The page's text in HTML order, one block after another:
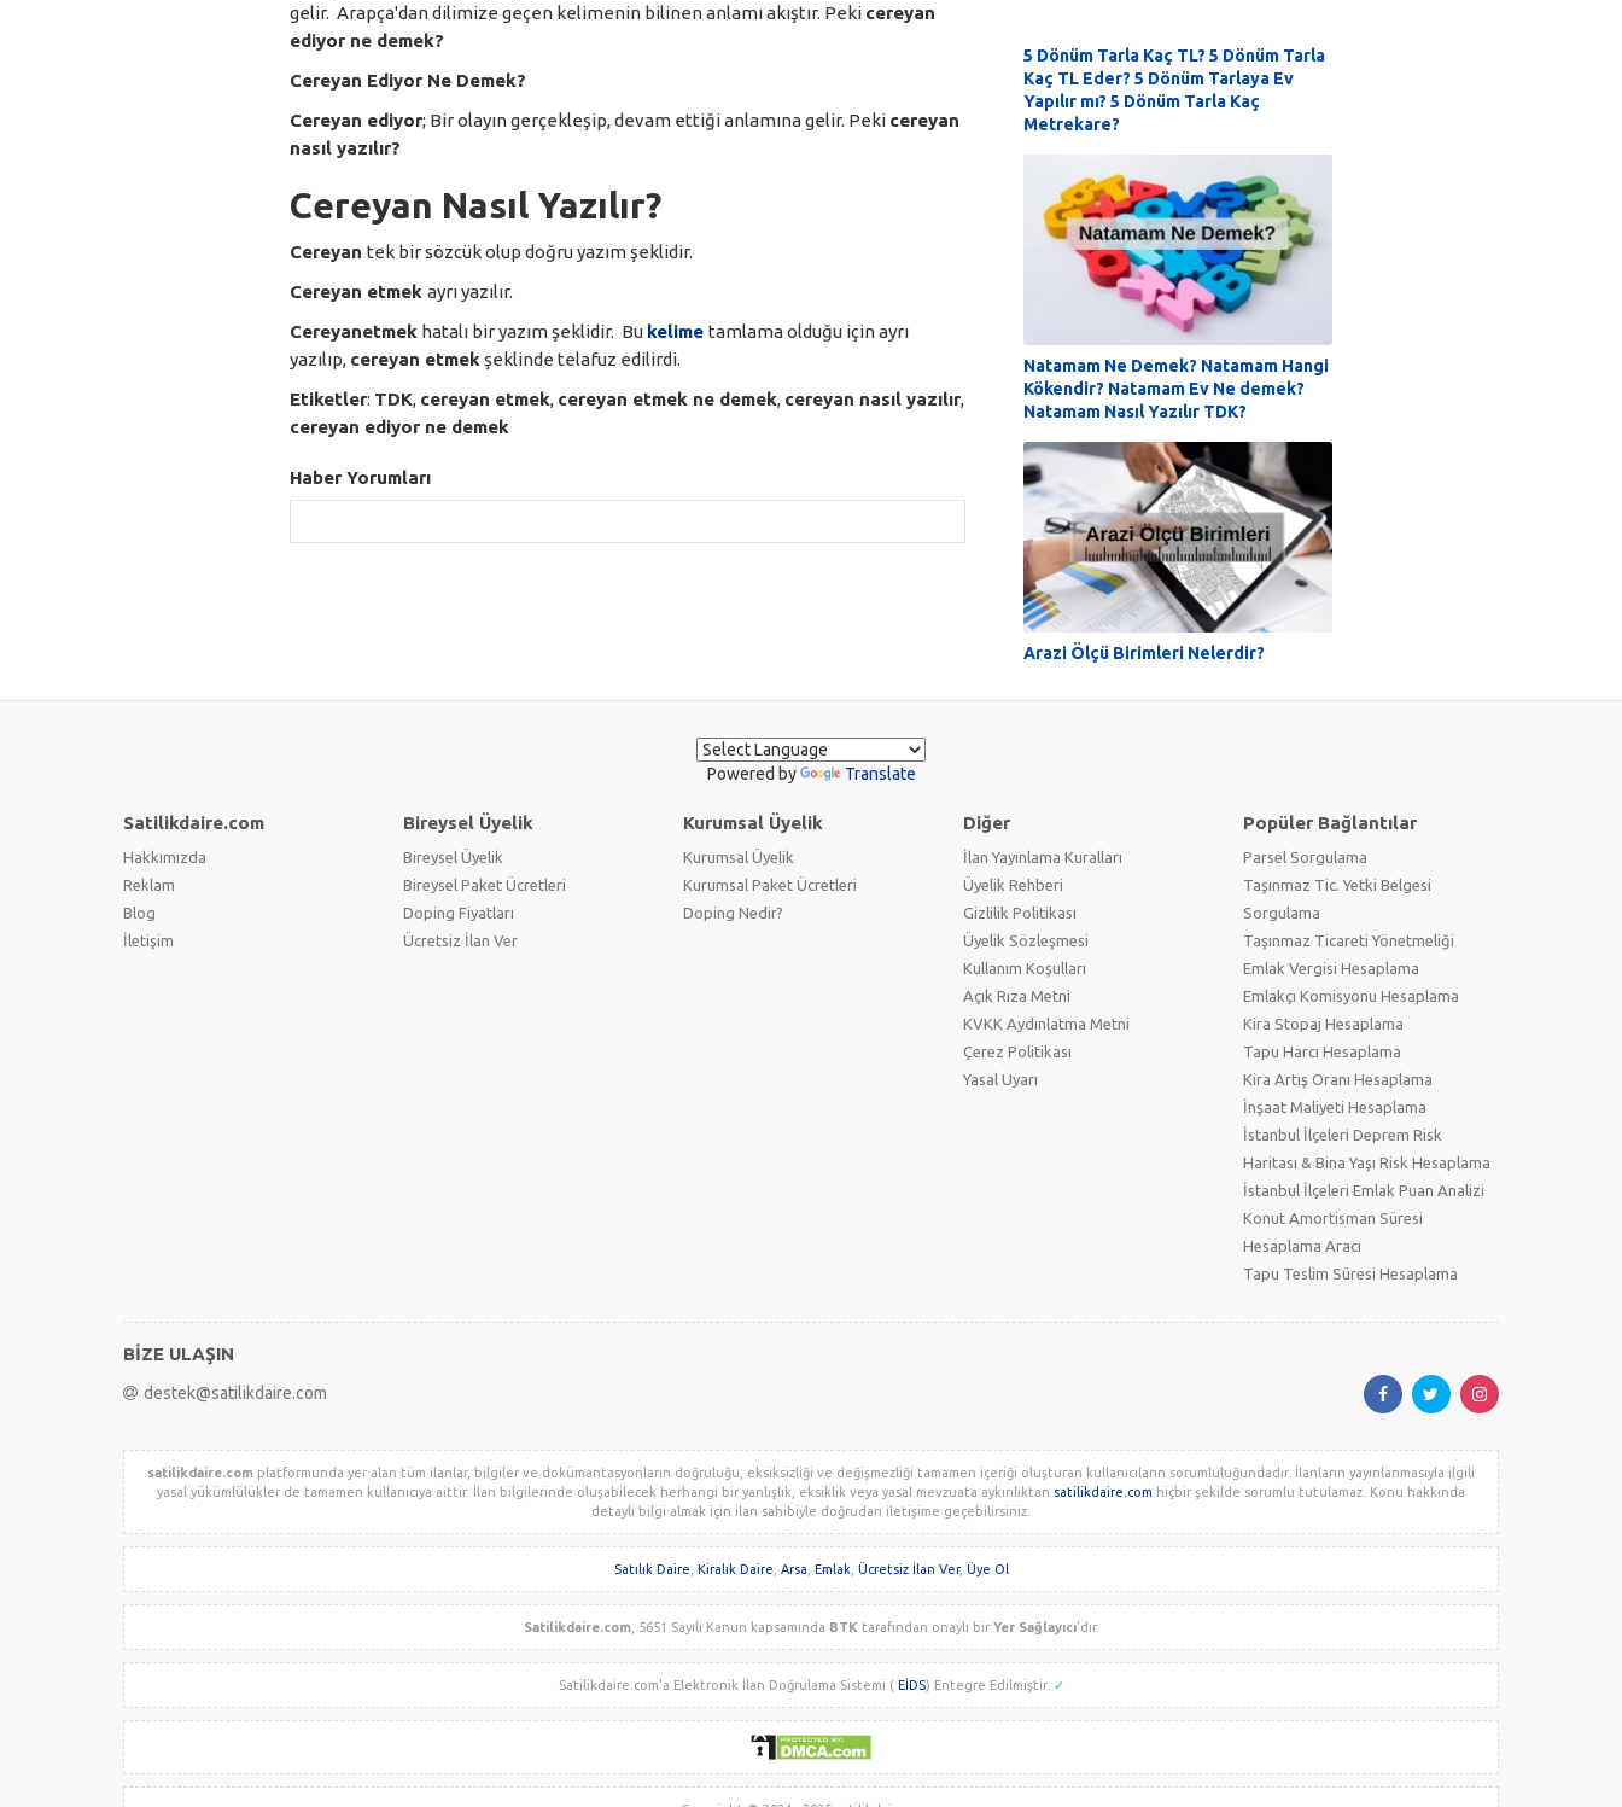
gelir. Arapça'dan dilimize geçen kelimenin bilinen anlamı akıştır. Peki cereyan
ediyor ne demek?
Cereyan Ediyor Ne Demek?
Cereyan ediyor; Bir olayın gerçekleşip, devam ettiği anlamına gelir. Peki cereyan
nasıl yazılır?
Cereyan Nasıl Yazılır?
Cereyantek bir sözcük olup doğru yazım şeklidir.
Cereyan etmekayrı yazılır.
Cereyanetmek hatalı bir yazım şeklidir. Bu kelimetamlama olduğu için ayrı
yazılıp, cereyan etmek şeklinde telafuz edilirdi.
Etiketler: TDK, cereyan etmek, cereyan etmek ne demek, cereyan nasıl yazılır,
cereyan ediyor ne demek
Haber Yorumları
5 Dönüm Tarla Kaç TL? 5 Dönüm Tarla
Kaç TL Eder? 5 Dönüm Tarlaya Ev
Yapılır mı? 5 Dönüm Tarla Kaç
Metrekare?
Natamam Ne Demek? Natamam Hangi
Kökendir? Natamam Ev Ne demek?
Natamam Nasıl Yazılır TDK?
Arazi Ölçü Birimleri Nelerdir?
Powered by Translate
Satilikdaire.com
Hakkımızda
Reklam
Blog
İletişim
Bireysel Üyelik
Bireysel Üyelik
Bireysel Paket Ücretleri
Doping Fiyatları
Ücretsiz İlan Ver
Kurumsal Üyelik
Kurumsal Üyelik
Kurumsal Paket Ücretleri
Doping Nedir?
Diğer
İlan Yayınlama Kuralları
Üyelik Rehberi
Gizlilik Politikası
Üyelik Sözleşmesi
Kullanım Koşulları
Açık Rıza Metni
KVKK Aydınlatma Metni
Çerez Politikası
Yasal Uyarı
Popüler Bağlantılar
Parsel Sorgulama
Taşınmaz Tic. Yetki Belgesi
Sorgulama
Taşınmaz Ticareti Yönetmeliği
Emlak Vergisi Hesaplama
Emlakçı Komisyonu Hesaplama
Kira Stopaj Hesaplama
Tapu Harcı Hesaplama
Kira Artış Oranı Hesaplama
İnşaat Maliyeti Hesaplama
İstanbul İlçeleri Deprem Risk
Haritası & Bina Yaşı Risk Hesaplama
İstanbul İlçeleri Emlak Puan Analizi
Konut Amortisman Süresi
Hesaplama Aracı
Tapu Teslim Süresi Hesaplama
BİZE ULAŞIN
destek@satilikdaire.com
satilikdaire.com platformunda yer alan tüm ilanlar, bilgiler ve dokümantasyonların doğruluğu, eksiksizliği ve değişmezliği tamamen içeriği oluşturan kullanıcıların sorumluluğundadır. İlanların yayınlanmasıyla ilgili
yasal yükümlülükler de tamamen kullanıcıya aittir. İlan bilgilerinde oluşabilecek herhangi bir yanlışlık, eksiklik veya yasal mevzuata aykırılıktan satilikdaire.com hiçbir şekilde sorumlu tutulamaz. Konu hakkında
detaylı bilgi almak için ilan sahibiyle doğrudan iletişime geçebilirsiniz.
Satılık Daire Kiralık Daire Arsa Emlak Ücretsiz İlan Ver, Üye Ol
Satilikdaire.com, 5651 Sayılı Kanun kapsamında BTK tarafından onaylı bir Yer Sağlayıcı'dır.
Satilikdaire.com'a Elektronik İlan Doğrulama Sistemi ( EİDS) Entegre Edilmiştir. ✓